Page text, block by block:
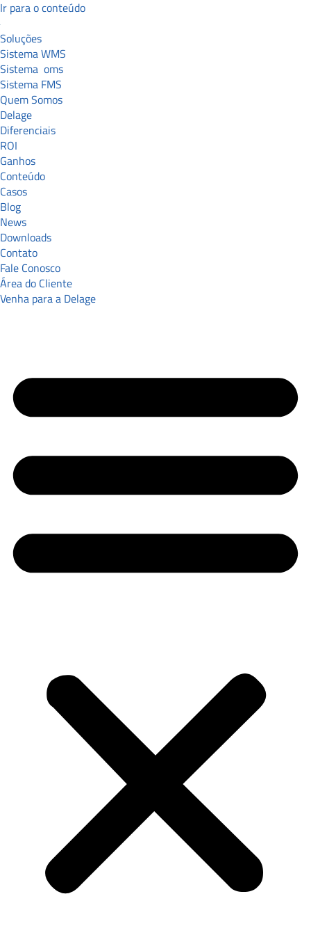
Ir para o conteúdo
Soluções
Sistema WMS
Sistema oms
Sistema FMS
Quem Somos
Delage
Diferenciais
ROI
Ganhos
Conteúdo
Casos
Blog
News
Downloads
Contato
Fale Conosco
Área do Cliente
Venha para a Delage